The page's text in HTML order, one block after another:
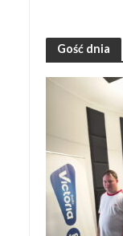
Gość dnia